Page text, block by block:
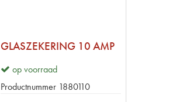
GLASZEKERING 10 AMP
op voorraad
Productnummer 1880110